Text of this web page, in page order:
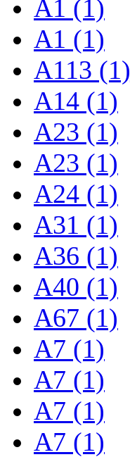
A1 (1)
A1 (1)
A113 (1)
A14 (1)
A23 (1)
A23 (1)
A24 (1)
A31 (1)
A36 (1)
A40 (1)
A67 (1)
A7 (1)
A7 (1)
A7 (1)
A7 (1)